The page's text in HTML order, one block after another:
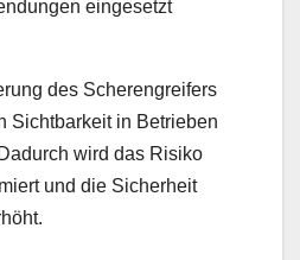
eingesetzt
des Scherengreifers
Sichtbarkeit in Betrieben
wird das Risiko
und die Sicherheit